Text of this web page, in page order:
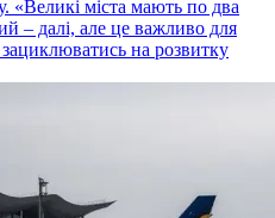
«Великі міста мають по два
– далі, але це важливо для
на розвитку